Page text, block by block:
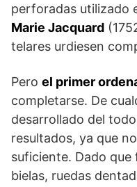
perforadas utilizado
Marie Jacquard
telares urdiesen
Pero el primer
completarse. De
desarrollado del
resultados, ya que
suficiente. Dado
bielas, ruedas